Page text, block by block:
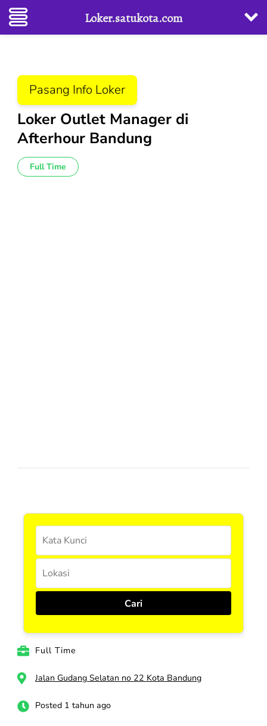
konten
(Tekan
Enter)
Pasang Info Loker
Loker Outlet Manager di
Afterhour Bandung
Full Time
Full Time
Jalan Gudang Selatan no 22 Kota Bandung
Posted 1 tahun ago
Loker.satukota.com